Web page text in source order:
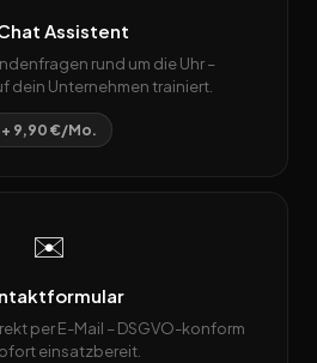
Assistent
rund um die Uhr –
dein Unternehmen trainiert.
+ 9,90 €/Mo.
✉️
per E-Mail – DSGVO-konform
einsatzbereit.